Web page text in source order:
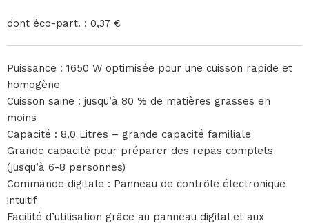
dont éco-part. : 0,37 €
Puissance : 1650 W optimisée pour une cuisson rapide et
homogène
Cuisson saine : jusqu’à 80 % de matières grasses en
moins
Capacité : 8,0 Litres – grande capacité familiale
Grande capacité pour préparer des repas complets
(jusqu’à 6-8 personnes)
Commande digitale : Panneau de contrôle électronique
intuitif
Facilité d’utilisation grâce au panneau digital et aux